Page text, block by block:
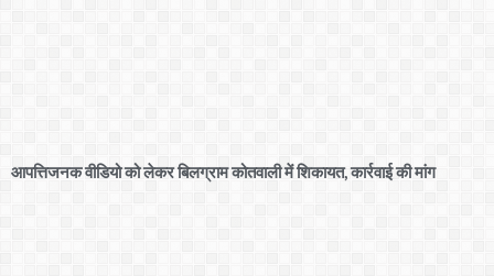
आपत्तिजनक वीडियो को लेकर बिलग्राम कोतवाली में शिकायत, कार्रवाई की मांग